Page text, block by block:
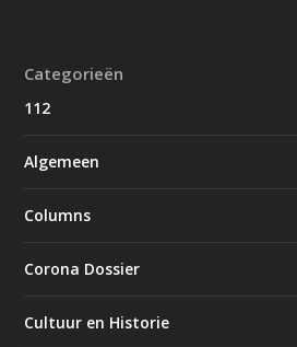
Categorieën
112
Algemeen
Columns
Corona Dossier
Cultuur en Historie